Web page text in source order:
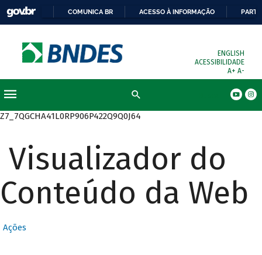
COMUNICA BR ACESSO À INFORMAÇÃO
ENGLISH
ACESSIBILIDADE
A+ A-
Z7_7QGCHA41L0RP906P422Q9Q0J64
Visualizador do
Conteúdo da Web
Ações